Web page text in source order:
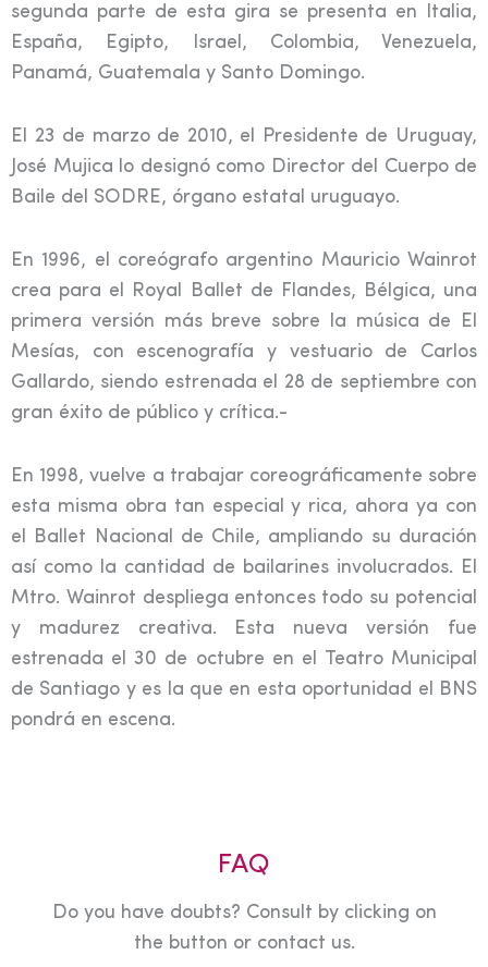
segunda parte de esta gira se presenta en Italia,
España, Egipto, Israel, Colombia, Venezuela,
Panamá, Guatemala y Santo Domingo.
El 23 de marzo de 2010, el Presidente de Uruguay,
José Mujica lo designó como Director del Cuerpo de
Baile del SODRE, órgano estatal uruguayo.
En 1996, el coreógrafo argentino Mauricio Wainrot
crea para el Royal Ballet de Flandes, Bélgica, una
primera versión más breve sobre la música de El
Mesías, con escenografía y vestuario de Carlos
Gallardo, siendo estrenada el 28 de septiembre con
gran éxito de público y crítica.-
En 1998, vuelve a trabajar coreográficamente sobre
esta misma obra tan especial y rica, ahora ya con
el Ballet Nacional de Chile, ampliando su duración
así como la cantidad de bailarines involucrados. El
Mtro. Wainrot despliega entonces todo su potencial
y madurez creativa. Esta nueva versión fue
estrenada el 30 de octubre en el Teatro Municipal
de Santiago y es la que en esta oportunidad el BNS
pondrá en escena.
FAQ
Do you have doubts? Consult by clicking on
the button or contact us.